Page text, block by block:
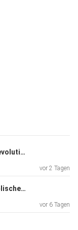
Los Rebeldes! Die kubanische Revolution aus dem Hörspielstudio
vor 2 Tagen
Versetzt statt verurteilt – Katholische Priester, Missbrauch und Strafvereitlung
vor 6 Tagen